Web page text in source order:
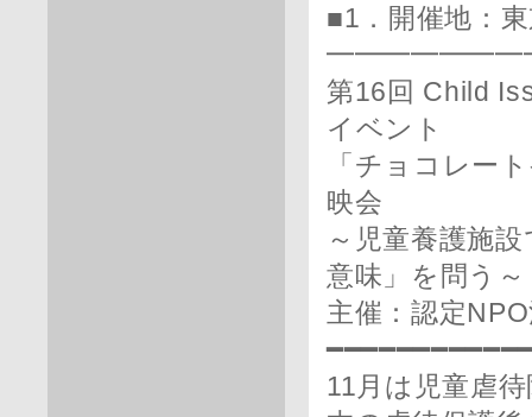
■1．開催地：
第16回 Child
イベント
「チョコレー
映会
～児童養護施
意味」を問う～
主催：認定
11月は児童虐